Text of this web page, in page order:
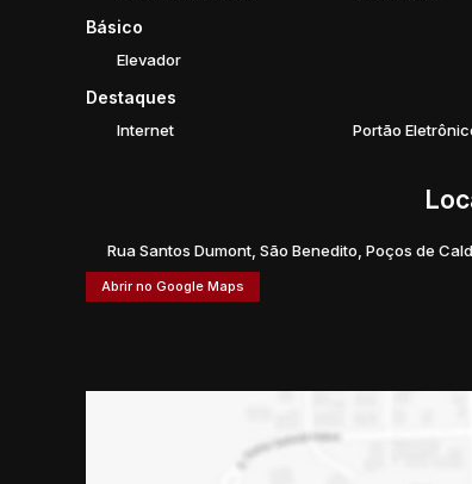
Básico
Elevador
Destaques
Internet Portão
Rua Santos Dumont São Benedito Poços de
Abrir no Google Maps